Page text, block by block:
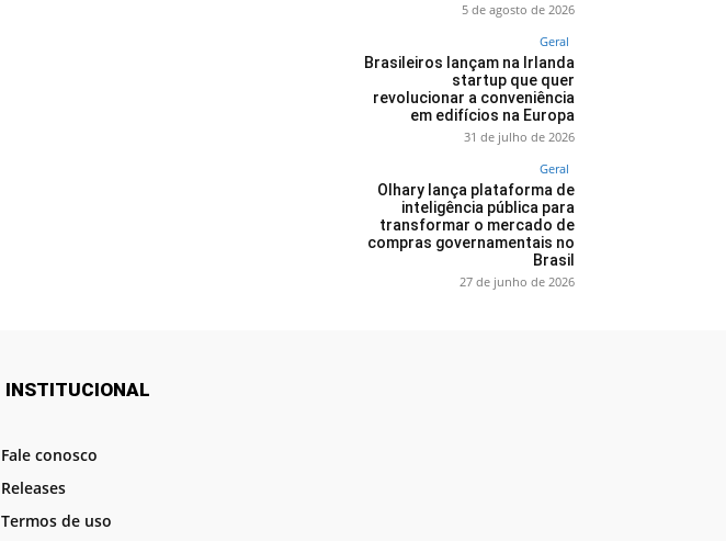
5 de agosto de 2026
Geral
Brasileiros lançam na Irlanda
startup que quer
revolucionar a conveniência
em edifícios na Europa
31 de julho de 2026
Geral
Olhary lança plataforma de
inteligência pública para
transformar o mercado de
compras governamentais no
Brasil
27 de junho de 2026
INSTITUCIONAL
Fale conosco
Releases
Termos de uso